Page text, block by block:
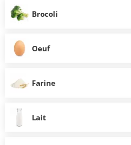
Brocoli
Oeuf
Farine
Lait